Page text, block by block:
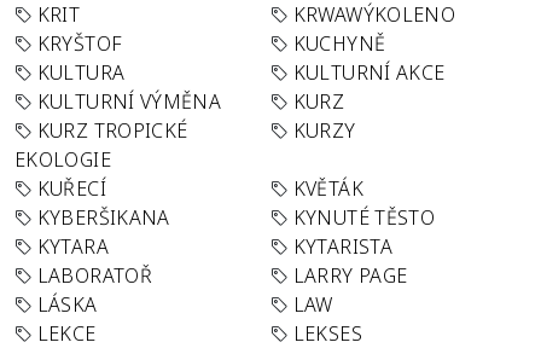
KRIT
KRWAWÝKOLENO
KRYŠTOF
KUCHYNĚ
KULTURA
KULTURNÍ AKCE
KULTURNÍ VÝMĚNA
KURZ
KURZ TROPICKÉ
EKOLOGIE
KURZY
KUŘECÍ
KVĚTÁK
KYBERŠIKANA
KYNUTÉ TĚSTO
KYTARA
KYTARISTA
LABORATOŘ
LARRY PAGE
LÁSKA
LAW
LEKCE
LEKSES